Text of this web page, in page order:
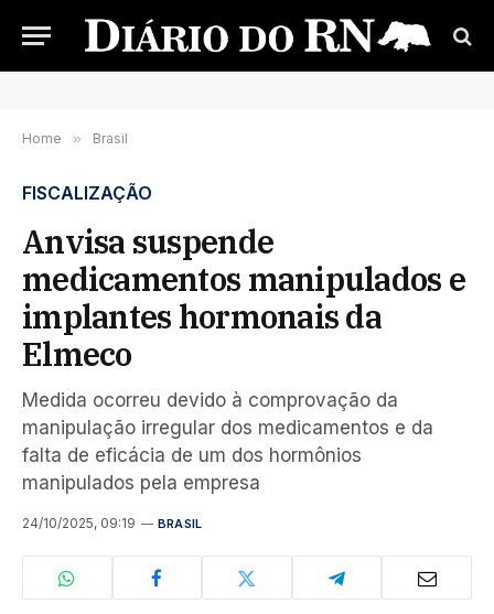
Home » Brasil
FISCALIZAÇÃO
Anvisa suspende
medicamentos manipulados e
implantes hormonais da
Elmeco
Medida ocorreu devido à comprovação da
manipulação irregular dos medicamentos e da
falta de eficácia de um dos hormônios
manipulados pela empresa
24/10/2025, 09:19 BRASIL